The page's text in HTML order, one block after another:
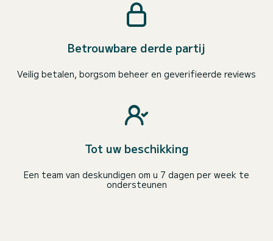
Betrouwbare derde partij
Veilig betalen, borgsom beheer en geverifieerde reviews
Tot uw beschikking
Een team van deskundigen om u 7 dagen per week te
ondersteunen